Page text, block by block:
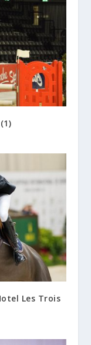
Les Trois